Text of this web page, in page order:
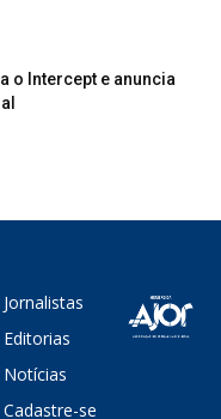
o Intercept e anuncia
Jornalistas
Editorias
Notícias
Cadastre-se